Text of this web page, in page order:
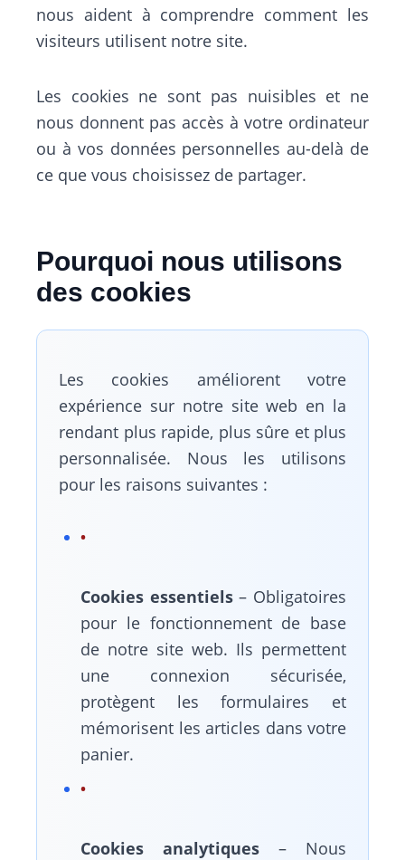
nous aident à comprendre comment les
visiteurs utilisent notre site.
Les cookies ne sont pas nuisibles et ne
nous donnent pas accès à votre ordinateur
ou à vos données personnelles au-delà de
ce que vous choisissez de partager.
Pourquoi nous utilisons
des cookies
Les cookies améliorent votre
expérience sur notre site web en la
rendant plus rapide, plus sûre et plus
personnalisée. Nous les utilisons
pour les raisons suivantes :
Cookies essentiels– Obligatoires
pour le fonctionnement de base
de notre site web. Ils permettent
une connexion sécurisée,
protègent les formulaires et
mémorisent les articles dans votre
panier.
Cookies analytiques – Nous